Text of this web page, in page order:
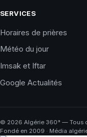
SERVICES
Horaires de prières
Météo du jour
Imsak et Iftar
Google Actualités
© 2026 Algérie 360° — Tous
Fondé en 2009 · Média